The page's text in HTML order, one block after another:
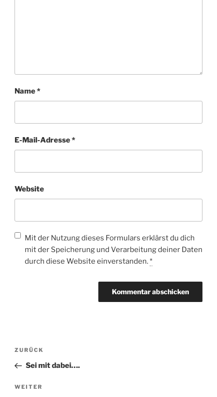
Name*
E-Mail-Adresse*
Website
Mit der Nutzung dieses Formulars erklärst du dich
mit der Speicherung und Verarbeitung deiner Daten
durch diese Website einverstanden.*
Beitragsnavigation
Vorheriger
Beitrag
ZURÜCK
Sei mit dabei….
Nächster
WEITER